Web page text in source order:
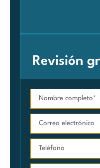
Revisión